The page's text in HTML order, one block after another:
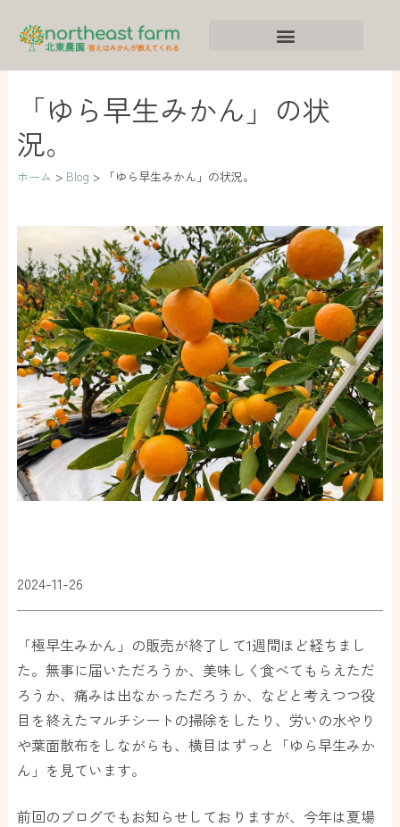
「ゆら早生みかん」の状
況。
ホーム Blog 「ゆら早生みかん」の状況。
2024-11-26
「極早生みかん」の販売が終了して1週間ほど経ちまし
た。無事に届いただろうか、美味しく食べてもらえただ
ろうか、痛みは出なかっただろうか、などと考えつつ役
目を終えたマルチシートの掃除をしたり、労いの水やり
や葉面散布をしながらも、横目はずっと「ゆら早生みか
ん」を見ています。
前回のブログでもお知らせしておりますが、今年は夏場
ー
カ
ブ
テ
ゴ
ー